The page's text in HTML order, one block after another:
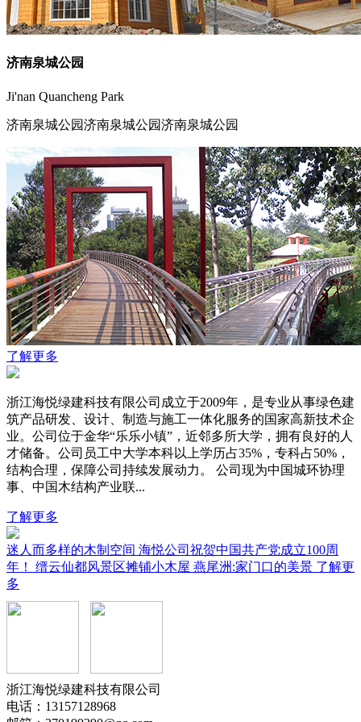
济南泉城公园
Ji'nan Quancheng Park
济南泉城公园济南泉城公园济南泉城公园
了解更多
浙江海悦绿建科技有限公司成立于2009年，是专业从事绿色建
筑产品研发、设计、制造与施工一体化服务的国家高新技术企
业。公司位于金华“乐乐小镇”，近邻多所大学，拥有良好的人
才储备。公司员工中大学本科以上学历占35%，专科占50%，
结构合理，保障公司持续发展动力。 公司现为中国城环协理
事、中国木结构产业联...
了解更多
迷人而多样的木制空间 海悦公司祝贺中国共产党成立100周
年！ 缙云仙都风景区摊铺小木屋 燕尾洲:家门口的美景 了解更
多
浙江海悦绿建科技有限公司
电话：13157128968